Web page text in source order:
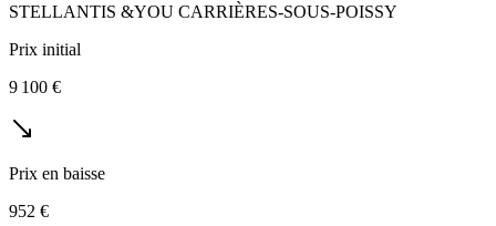
STELLANTIS &YOU CARRIÈRES-SOUS-POISSY
Prix initial
9 100 €
Prix en baisse
952 €